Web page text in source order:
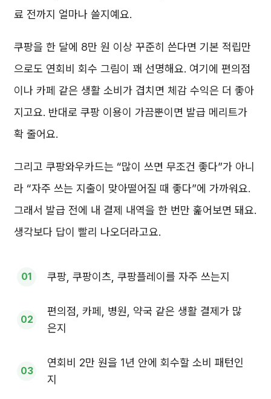
료 전까지 얼마나 쓸지예요.
쿠팡을 한 달에 8만 원 이상 꾸준히 쓴다면 기본 적립만
으로도 연회비 회수 그림이 꽤 선명해요. 여기에 편의점
이나 카페 같은 생활 소비가 겹치면 체감 수익은 더 좋아
지고요. 반대로 쿠팡 이용이 가끔뿐이면 발급 메리트가
확 줄어요.
그리고 쿠팡와우카드는 “많이 쓰면 무조건 좋다”가 아니
라 “자주 쓰는 지출이 맞아떨어질 때 좋다”에 가까워요.
그래서 발급 전에 내 결제 내역을 한 번만 훑어보면 돼요.
생각보다 답이 빨리 나오더라고요.
쿠팡, 쿠팡이츠, 쿠팡플레이를 자주 쓰는지
편의점, 카페, 병원, 약국 같은 생활 결제가 많
은지
연회비 2만 원을 1년 안에 회수할 소비 패턴인
지